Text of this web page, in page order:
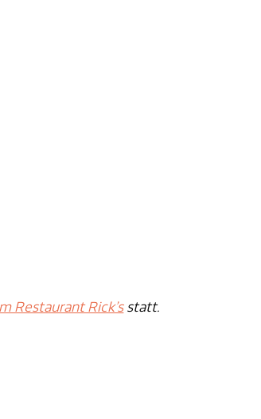
Restaurant Rick’sstatt.